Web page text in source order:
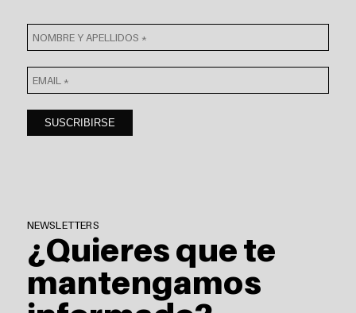
NEWSLETTERS
¿Quieres que te
mantengamos